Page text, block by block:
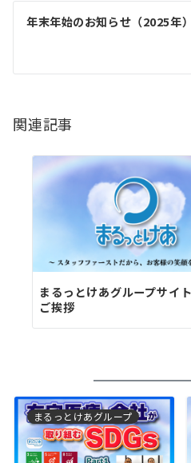
ゲ
シ
ン
年末年始のお知らせ（2025年）
関連記事
まるっとけあグループサイ
ご挨拶
まるっとけあグループ